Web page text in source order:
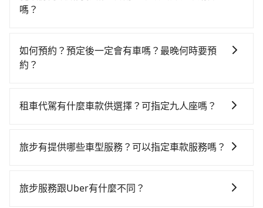
（平均45分）的高鐵從台中站前往台南高鐵站，每人票
站 (台南市東區) 的目的地。全程加上轉車時間共1小時
34分鐘，假設4位同行，高鐵加轉乘之平均每人花費為
tripool並到府專車接送，則每人平均花費約640元，費
是這麼趕時間的人來說，預約tripool還是比較划算的。
當天就要來回，那在台中路邊可隨租隨借的iRent應該是
尚順威秀影城到台南火車站的花費預估為
$2,000~2,550（金額差異來自於平假日、車款差異、抵
能的罰單都需自付。再者，和運的iRent只提供最基本的
或九人座可供選擇，而且無人租車最令人詬病的就是車
樣。另外，偶爾也會遇到明明已經預約了時間但上一位
嗎？
灣大車隊、Uber、Line Taxi、Yoxi等，如果在路邊攔不
到車，也可考慮打電話至yoxi車隊等叫車看看。依照里
僅有合法計程車約4,140輛，數量約為台中市的50%、密
場議價，建議最好先上網預約，以免當場被坑受騙。綜
如何預約？預定後一定會有車嗎？最晚何時要預
約？
送服務，可直接線上輸入上下車地點或地址，三秒內即
收到簡訊以及電子郵件確認信，如此就完成預約了，而
建議出發前一天中午以前完成預約，越早下訂價格越低
租車代駕有什麼車款供選擇？可指定九人座嗎？
型車為主，車款品牌以豐田Toyota、福特Ford、福斯
車，百分百無菸車，乘客均有最高500萬乘客險。如果有
旅步有提供哪些車型服務？可以指定車款服務嗎？
指定車款服務的需求，可以先將您的需先提供旅步，會
旅步服務跟Uber有什麼不同？